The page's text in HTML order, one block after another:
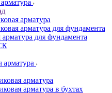
арматура
арматура для фундамента
для фундамента
арматура
арматура
арматура в бухтах